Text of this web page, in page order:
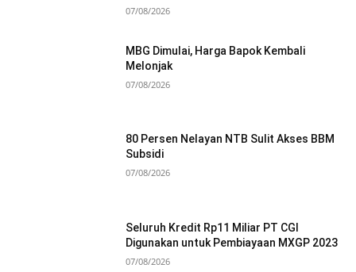
07/08/2026
MBG Dimulai, Harga Bapok Kembali
Melonjak
07/08/2026
80 Persen Nelayan NTB Sulit Akses BBM
Subsidi
07/08/2026
Seluruh Kredit Rp11 Miliar PT CGI
Digunakan untuk Pembiayaan MXGP 2023
07/08/2026